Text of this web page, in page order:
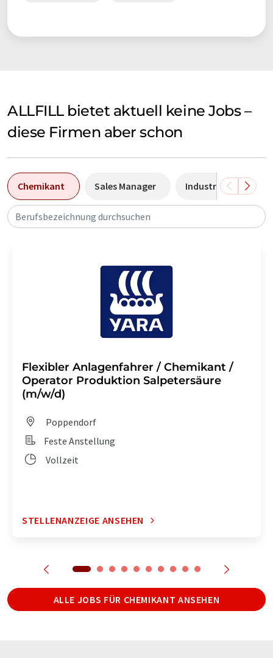
ALLFILL bietet aktuell keine Jobs –
diese Firmen aber schon
Chemikant Sales Manager
Berufsbezeichnung durchsuchen
Flexibler Anlagenfahrer / Chemikant /
Operator Produktion Salpetersäure
(m/w/d)
Poppendorf
Feste Anstellung
Vollzeit
STELLENANZEIGE ANSEHEN
ALLE JOBS FÜR CHEMIKANT ANSEHEN